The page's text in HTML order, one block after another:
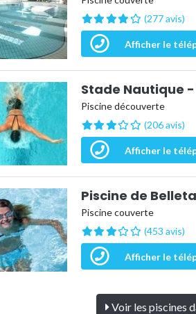
(277 avis)
Afficher le
Stade Nautique
Piscine découverte
(206 avis)
Afficher le
Piscine de
Piscine couverte
(453 avis)
Afficher le
Voir les piscines